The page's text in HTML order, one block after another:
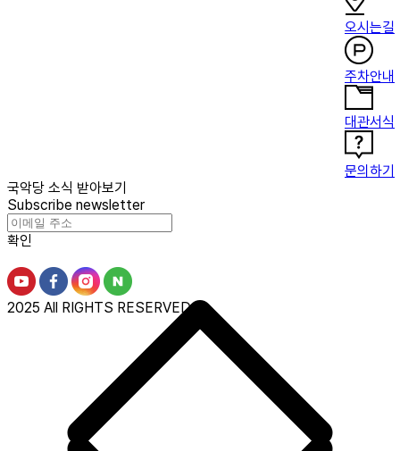
오시는길
주차안내
대관서식
문의하기
국악당 소식 받아보기
Subscribe newsletter
확인
2025 All RIGHTS RESERVED.